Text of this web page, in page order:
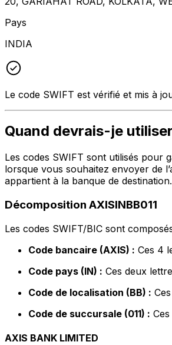
Pays
INDIA
Le code SWIFT est vérifié et mis à
Quand devrais-je
Les codes SWIFT sont utilisés pour
lorsque vous souhaitez envoyer de
appartient à la banque de destination.
Décomposition AXISINBB011
Les codes SWIFT/BIC sont
Code bancaire (AXIS) : Ces 4
Code pays (IN) : Ces deux
Code de localisation (BB) :
Code de succursale (011) :
AXIS BANK LIMITED